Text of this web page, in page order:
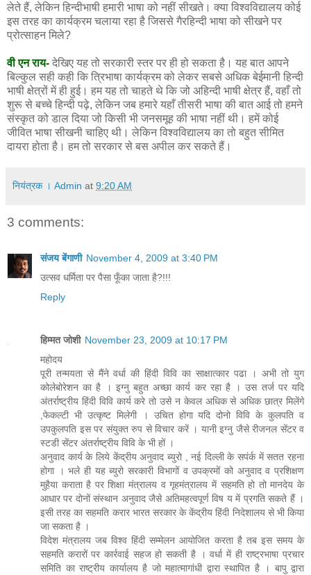
लेते हैं, लेकिन हिन्दीभाषी हमारी भाषा को नहीं सीखते। क्या विश्वविद्यालय कोई
इस तरह का कार्यक्रम चलाया रहा है जिससे गैरहिन्दी भाषा को सीखने पर
प्रोत्साहन मिले?
वी एन राय- देखिए यह तो सरकारी स्तर पर ही हो सकता है। यह बात आपने
बिल्कुल सही कही कि त्रिभाषा कार्यक्रम को लेकर सबसे अधिक बेईमानी हिन्दी
भाषी क्षेत्रों में ही हुई। हम यह तो चाहते थे कि जो अहिन्दी भाषी क्षेत्र हैं, वहाँ तो
शुरू से बच्चे हिन्दी पढ़े, लेकिन जब हमारे यहाँ तीसरी भाषा की बात आई तो हमने
संस्कृत को डाल दिया जो किसी भी जनसमूह की भाषा नहीं थी। हमें कोई
जीवित भाषा सीखनी चाहिए थी। लेकिन विश्वविद्यालय का तो बहुत सीमित
दायरा होता है। हम तो सरकार से बस अपील कर सकते हैं।
नियंत्रक । Admin at 9:20 AM
3 comments:
संजय बेंगाणी November 4, 2009 at 3:40 PM
उत्सव धर्मिता पर पैसा फूँका जाता है?!!!
Reply
हिम्‍मत जोशी November 23, 2009 at 10:17 PM
महोदय
पूरी तन्‍मयता से मैंने वर्धा की हिंदी विवि का साक्षात्‍कार पढा । अभी तो युग
कोलेबोरेशन का है । इग्‍नु बहुत अच्‍छा कार्य कर रहा है । उस तर्ज पर यदि
अंतर्राष्‍ट्रीय हिंदी विवि कार्य करे तो उसे न केवल अधिक से अधिक छात्र मिलेंगे
,फेकल्‍टी भी उत्‍कृष्‍ट मिलेगी । उचित होगा यदि दोनो विवि के कुलपति व
उपकुलपति इस पर संयुक्‍त रुप से विचार करें । यानी इग्‍नु जैसे रीजनल सेंटर व
स्‍टडी सेंटर अंतर्राष्‍ट्रीय विवि के भी हों ।
अनुवाद कार्य के लिये केंद्रीय अनुवाद ब्‍युरो , नई दिल्‍ली के सपंर्क में सतत रहना
होगा । भले ही यह ब्‍युरो सरकारी विभागों व उपक्रमों को अनुवाद व प्रशिक्षण
मुहैया कराता है पर शिक्षा मंत्रालय व गृहमंत्रालय में सहमति हो तो मानदेय के
आधार पर दोनों संस्‍थान अनुवाद जैसे अतिमहत्‍वपूर्ण विष य में प्रगति सकते हैं ।
इसी तरह का सहमति करार भारत सरकार के केंद्रीय हिंदी निदेशालय से भी किया
जा सकता है ।
विदेश मंत्रालय जब विश्‍व हिंदी सम्‍मेलन आयोजित करता है तब इस समय के
सहमति करारों पर कार्रवाई सहज हो सकती है । वर्धा में ही राष्‍ट्रभाषा प्रचार
समिति का राष्‍ट्रीय कार्यालय है जो महात्‍मागांधी द्वारा स्‍थापित है । बापु द्वारा